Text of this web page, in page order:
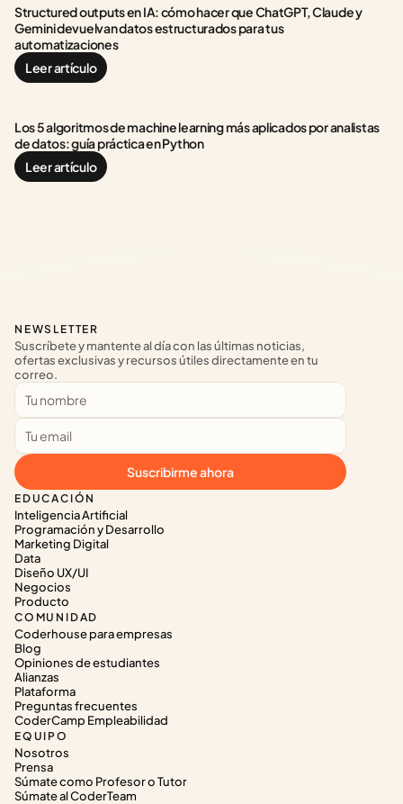
Structured outputs en IA: cómo hacer que ChatGPT, Claude y
Gemini devuelvan datos estructurados para tus
automatizaciones
Leer artículo
Los 5 algoritmos de machine learning más aplicados por analistas
de datos: guía práctica en Python
Leer artículo
EDUCACIÓN
Inteligencia Artificial
Programación y Desarrollo
Marketing Digital
Data
Diseño UX/UI
Negocios
Producto
COMUNIDAD
Coderhouse para empresas
Blog
Opiniones de estudiantes
Alianzas
Plataforma
Preguntas frecuentes
CoderCamp Empleabilidad
EQUIPO
Nosotros
Prensa
Súmate como Profesor o Tutor
Súmate al CoderTeam
NEWSLETTER
Suscríbete y mantente al día con las últimas noticias,
ofertas exclusivas y recursos útiles directamente en tu
correo.
Suscribirme ahora